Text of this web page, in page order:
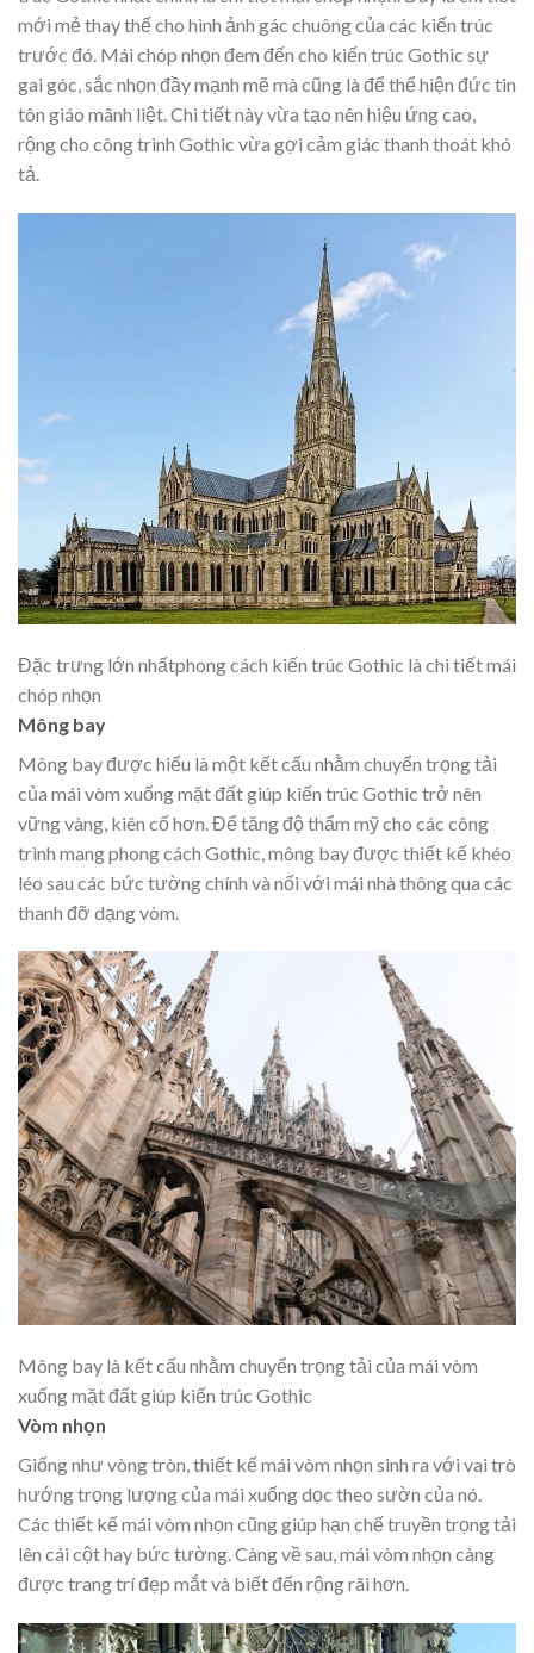
mới mẻ thay thế cho hình ảnh gác chuông của các kiến trúc
trước đó. Mái chóp nhọn đem đến cho kiến trúc Gothic sự
gai góc, sắc nhọn đầy mạnh mẽ mà cũng là để thể hiện đức tin
tôn giáo mãnh liệt. Chi tiết này vừa tạo nên hiệu ứng cao,
rộng cho công trình Gothic vừa gợi cảm giác thanh thoát khó
tả.
Đặc trưng lớn nhấtphong cách kiến trúc Gothic là chi tiết mái
chóp nhọn
Mông bay
Mông bay được hiểu là một kết cấu nhằm chuyển trọng tải
của mái vòm xuống mặt đất giúp kiến trúc Gothic trở nên
vững vàng, kiên cố hơn. Để tăng độ thẩm mỹ cho các công
trình mang phong cách Gothic, mông bay được thiết kế khéo
léo sau các bức tường chính và nối với mái nhà thông qua các
thanh đỡ dạng vòm.
Mông bay là kết cấu nhằm chuyển trọng tải của mái vòm
xuống mặt đất giúp kiến trúc Gothic
Vòm nhọn
Giống như vòng tròn, thiết kế mái vòm nhọn sinh ra với vai trò
hướng trọng lượng của mái xuống dọc theo sườn của nó.
Các thiết kế mái vòm nhọn cũng giúp hạn chế truyền trọng tải
lên cái cột hay bức tường. Càng về sau, mái vòm nhọn càng
được trang trí đẹp mắt và biết đến rộng rãi hơn.